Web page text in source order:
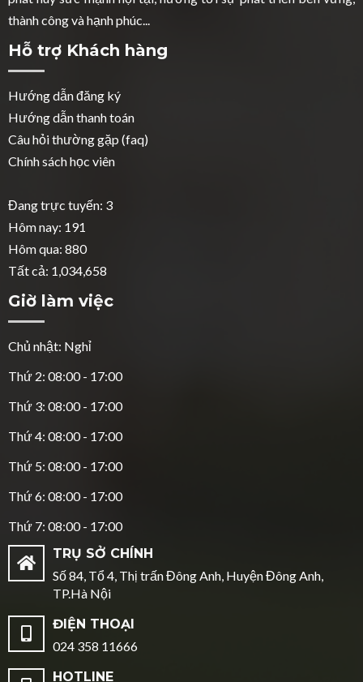
thành công và hạnh phúc...
Hỗ trợ Khách hàng
Hướng dẫn đăng ký
Hướng dẫn thanh toán
Câu hỏi thường gặp (faq)
Chính sách học viên
Đang trực tuyến: 3
Hôm nay: 191
Hôm qua: 880
Tất cả: 1,034,658
Giờ làm việc
Chủ nhật: Nghỉ
Thứ 2: 08:00 - 17:00
Thứ 3: 08:00 - 17:00
Thứ 4: 08:00 - 17:00
Thứ 5: 08:00 - 17:00
Thứ 6: 08:00 - 17:00
Thứ 7: 08:00 - 17:00
TRỤ SỞ CHÍNH
Số 84, Tổ 4, Thị trấn Đông Anh, Huyện Đông Anh,
TP.Hà Nội
ĐIỆN THOẠI
024 358 11666
HOTLINE